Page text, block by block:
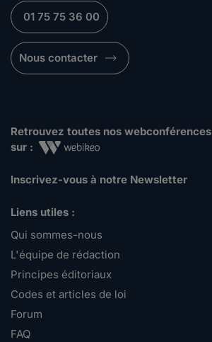
01 75 75 36 00
Nous contacter
Retrouvez toutes nos webconférences
sur :
Inscrivez-vous à notre Newsletter
Liens utiles :
Qui sommes-nous
L'équipe de rédaction
Principes éditoriaux
Codes et articles de loi
Forum
FAQ